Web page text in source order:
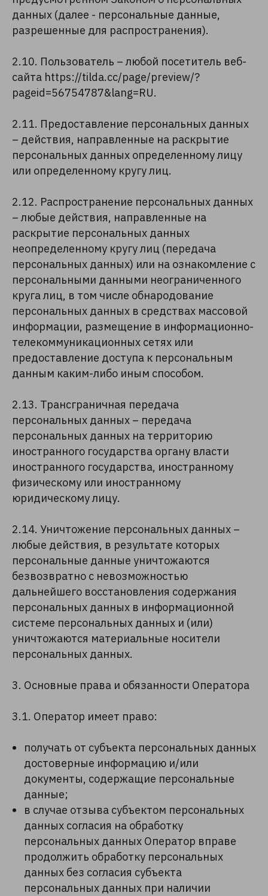
данных (далее - персональные данные,
разрешенные для распространения).
2.10. Пользователь – любой посетитель веб-
сайта https://tilda.cc/page/preview/?
pageid=56754787&lang=RU.
2.11. Предоставление персональных данных
– действия, направленные на раскрытие
персональных данных определенному лицу
или определенному кругу лиц.
2.12. Распространение персональных данных
– любые действия, направленные на
раскрытие персональных данных
неопределенному кругу лиц (передача
персональных данных) или на ознакомление с
персональными данными неограниченного
круга лиц, в том числе обнародование
персональных данных в средствах массовой
информации, размещение в информационно-
телекоммуникационных сетях или
предоставление доступа к персональным
данным каким-либо иным способом.
2.13. Трансграничная передача
персональных данных – передача
персональных данных на территорию
иностранного государства органу власти
иностранного государства, иностранному
физическому или иностранному
юридическому лицу.
2.14. Уничтожение персональных данных –
любые действия, в результате которых
персональные данные уничтожаются
безвозвратно с невозможностью
дальнейшего восстановления содержания
персональных данных в информационной
системе персональных данных и (или)
уничтожаются материальные носители
персональных данных.
3. Основные права и обязанности Оператора
3.1. Оператор имеет право:
получать от субъекта персональных данных
достоверные информацию и/или
документы, содержащие персональные
данные;
в случае отзыва субъектом персональных
данных согласия на обработку
персональных данных Оператор вправе
продолжить обработку персональных
данных без согласия субъекта
персональных данных при наличии